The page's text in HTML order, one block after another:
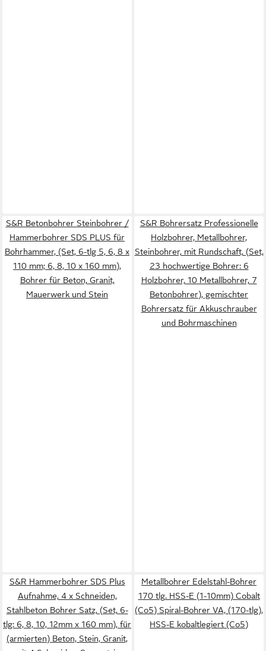
S&R Betonbohrer Steinbohrer /
Hammerbohrer SDS PLUS für
Bohrhammer, (Set, 6-tlg 5, 6, 8 x
110 mm; 6, 8, 10 x 160 mm),
Bohrer für Beton, Granit,
Mauerwerk und Stein
S&R Bohrersatz Professionelle
Holzbohrer, Metallbohrer,
Steinbohrer, mit Rundschaft, (Set,
23 hochwertige Bohrer: 6
Holzbohrer, 10 Metallbohrer, 7
Betonbohrer), gemischter
Bohrersatz für Akkuschrauber
und Bohrmaschinen
S&R Hammerbohrer SDS Plus
Aufnahme, 4 x Schneiden,
Stahlbeton Bohrer Satz, (Set, 6-
tlg: 6, 8, 10, 12mm x 160 mm), für
(armierten) Beton, Stein, Granit,
Metallbohrer Edelstahl-Bohrer
170 tlg. HSS-E (1-10mm) Cobalt
(Co5) Spiral-Bohrer VA, (170-tlg),
HSS-E kobaltlegiert (Co5)